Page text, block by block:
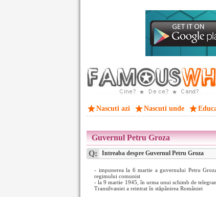
Nascuti azi Nascuti unde
Guvernul Petru Groza
Q: Intreaba despre Guvernul Petru Groza
- impunerea la 6 martie a guvernului Petru
regimului comunist
- la 9 martie 1945, în urma unui schimb de
Transilvaniei a reintrat în stăpânirea României